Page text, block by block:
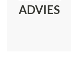
ADVIES